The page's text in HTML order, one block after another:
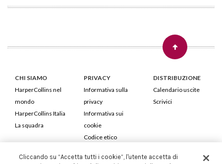
CHI SIAMO
HarperCollins nel
mondo
HarperCollins Italia
La squadra
PRIVACY
Informativa sulla
privacy
Informativa sui
cookie
Codice etico
DISTRIBUZIONE
Calendario uscite
Scrivici
HarperCollins Italia S.p.A. Viale Monte Nero, 84 - 20135 Milano
Cliccando su “Accetta tutti i cookie”, l'utente accetta di